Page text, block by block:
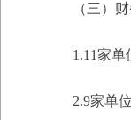
（三）
1.11家
2.9家单